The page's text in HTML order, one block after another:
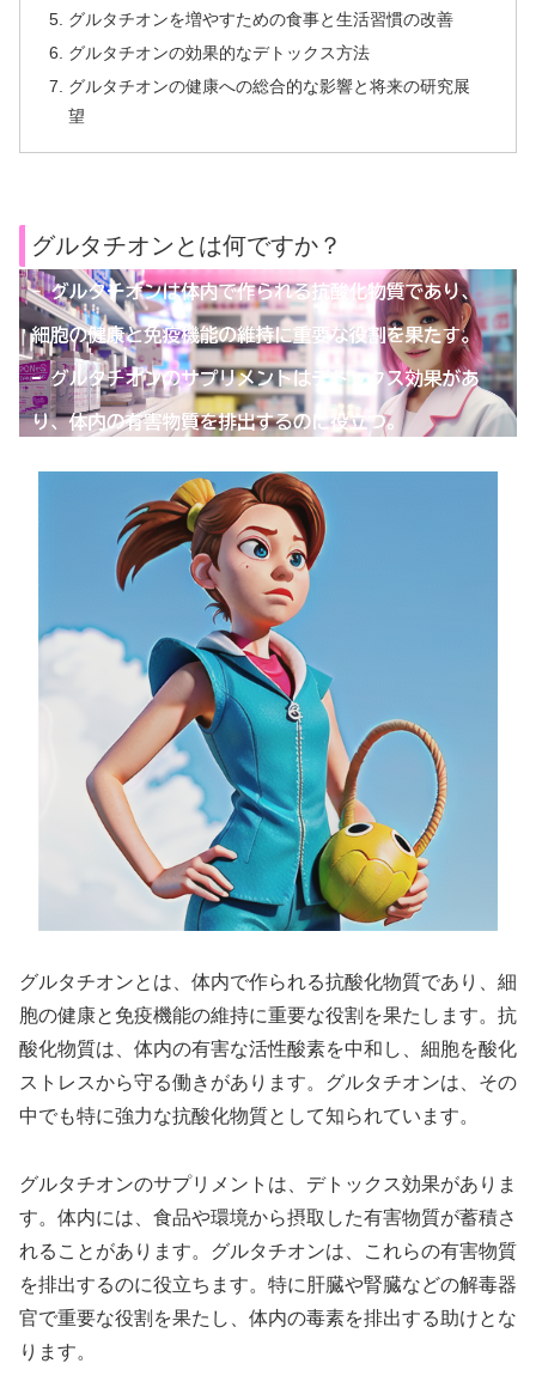
グルタチオンを増やすための食事と生活習慣の改善
グルタチオンの効果的なデトックス方法
グルタチオンの健康への総合的な影響と将来の研究展
望
グルタチオンとは何ですか？
グルタチオンとは、体内で作られる抗酸化物質であり、細
胞の健康と免疫機能の維持に重要な役割を果たします。抗
酸化物質は、体内の有害な活性酸素を中和し、細胞を酸化
ストレスから守る働きがあります。グルタチオンは、その
中でも特に強力な抗酸化物質として知られています。
グルタチオンのサプリメントは、デトックス効果がありま
す。体内には、食品や環境から摂取した有害物質が蓄積さ
れることがあります。グルタチオンは、これらの有害物質
を排出するのに役立ちます。特に肝臓や腎臓などの解毒器
官で重要な役割を果たし、体内の毒素を排出する助けとな
ります。